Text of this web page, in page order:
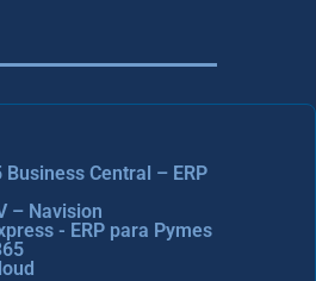
Central – ERP
– Navision
- ERP para Pymes